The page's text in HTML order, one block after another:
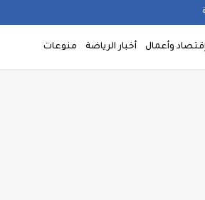
إقتصاد وأعمال أخبار الرياضة منوعات